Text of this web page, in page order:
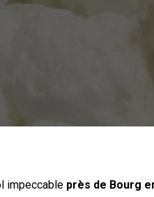
impeccable près de Bourg